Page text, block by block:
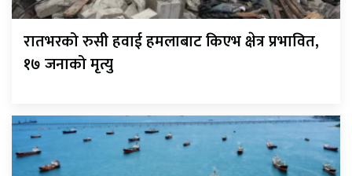
रातभरको रुसी हवाई हमलाबाट किएभ क्षेत्र प्रभावित,
१७ जनाको मृत्यु